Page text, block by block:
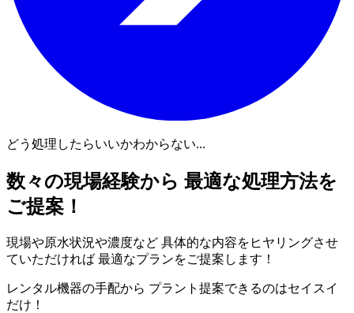
どう処理したらいいかわからない...
数々の現場経験から 最適な処理方法を
ご提案！
現場や原水状況や濃度など 具体的な内容をヒヤリングさせ
ていただければ 最適なプランをご提案します！
レンタル機器の手配から プラント提案できるのはセイスイ
だけ！